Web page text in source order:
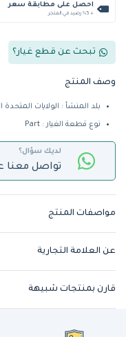
احصل على مطابقة سعر
+ %5 رصيد في المتجر
تبحث عن قطع غيار؟
وصف المنتج
بلد المنشأ : الولايات المتحدة
نوع قطعة الغيار : Part
لديك سؤال؟
تواصل معنا
مواصفات المنتج
عن العلامة التجارية
قارن بمنتجات شبيهة